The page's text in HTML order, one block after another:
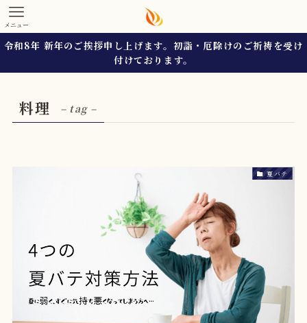
メニュー
令和8年 新年のご挨拶申し上げます。初詣・厄除けのご祈祷を受け
付けております。
料理 – tag –
夏バテ